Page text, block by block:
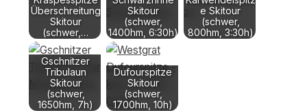
Überschreitung
Skitour
(schwer,…
Skitour
(schwer,
1400hm, 6:30h)
e Skitour
(schwer,
800hm, 3:30h)
Gschnitzer
Tribulaun
Skitour
(schwer,
1650hm, 7h)
Dufourspitze
Skitour
(schwer,
1700hm, 10h)